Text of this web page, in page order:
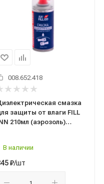
008.652.418
смазка
защиты от влаги FILL
210мл (аэрозоль)
В наличии
₽/шт